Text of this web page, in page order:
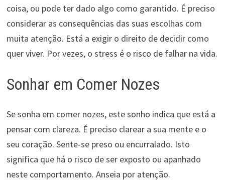
coisa, ou pode ter dado algo como garantido. É preciso
considerar as consequências das suas escolhas com
muita atenção. Está a exigir o direito de decidir como
quer viver. Por vezes, o stress é o risco de falhar na vida.
Sonhar em Comer Nozes
Se sonha em comer nozes, este sonho indica que está a
pensar com clareza. É preciso clarear a sua mente e o
seu coração. Sente-se preso ou encurralado. Isto
significa que há o risco de ser exposto ou apanhado
neste comportamento. Anseia por atenção.